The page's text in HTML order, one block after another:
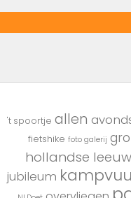
't spoortje allen
fietshike foto galerij
hollandse
jubileum